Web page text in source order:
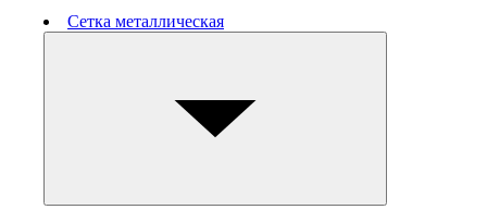
Сетка металлическая